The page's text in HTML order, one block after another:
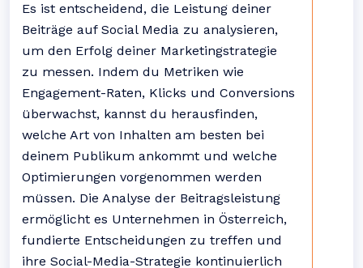
Es ist entscheidend, die Leistung deiner
Beiträge auf Social Media zu analysieren,
um den Erfolg deiner Marketingstrategie
zu messen. Indem du Metriken wie
Engagement-Raten, Klicks und Conversions
überwachst, kannst du herausfinden,
welche Art von Inhalten am besten bei
deinem Publikum ankommt und welche
Optimierungen vorgenommen werden
müssen. Die Analyse der Beitragsleistung
ermöglicht es Unternehmen in Österreich,
fundierte Entscheidungen zu treffen und
ihre Social-Media-Strategie kontinuierlich